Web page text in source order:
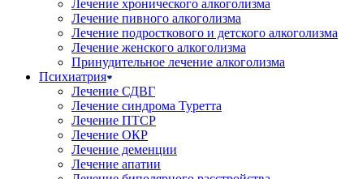
Лечение хронического алкоголизма
Лечение пивного алкоголизма
Лечение подросткового и детского алкоголизма
Лечение женского алкоголизма
Принудительное лечение алкоголизма
Психиатрия
Лечение СДВГ
Лечение синдрома Туретта
Лечение ПТСР
Лечение ОКР
Лечение деменции
Лечение апатии